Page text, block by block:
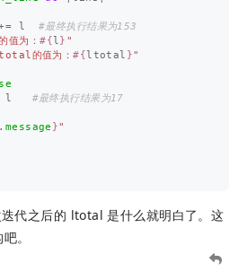
l
#最终执行结果为153
值为：#{ l } "
的值为：#{ ltotal }"
l
#最终执行结果为17
. message }"
代之后的 ltotal 是什么就明白了。这
。